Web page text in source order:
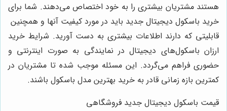
هستند مشتریان بیشتری را به خود اختصاص می‌دهند. شما برای
خرید باسکول دیجیتال جدید باید در مورد کیفیت آنها و همچنین
قابلیتی که دارند اطلاعات بیشتری به دست آورید. شرایط خرید
ارزان باسکول‌های دیجیتال در نمایندگی به صورت اینترنتی و
حضوری فراهم می‌گردد. این مسئله موجب شده تا مشتریان در
کمترین بازه زمانی قادر به خرید بهترین مدل باسکول باشند.
قیمت باسکول دیجیتال جدید فروشگاهی